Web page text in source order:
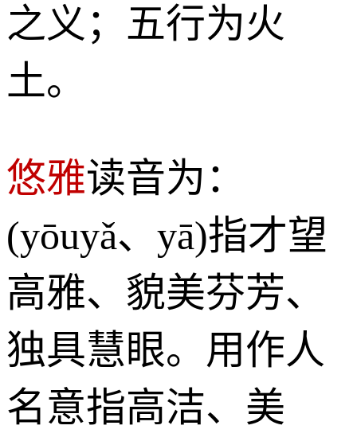
之义；五行为火
土。
悠雅读音为：
(yōuyǎ、yā)指才望
高雅、貌美芬芳、
独具慧眼。用作人
名意指高洁、美